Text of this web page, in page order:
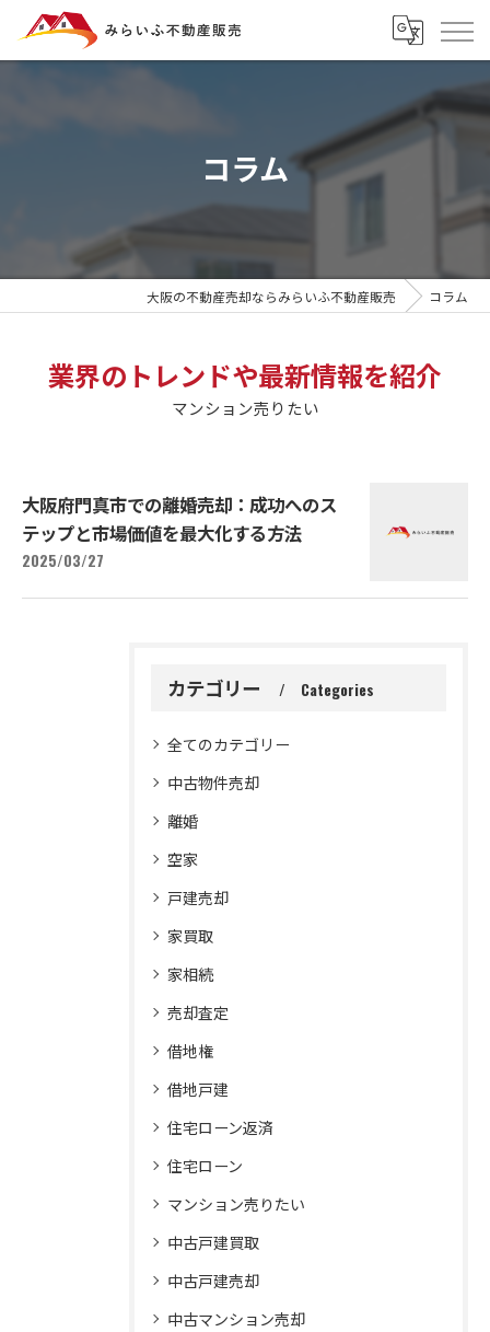
コラム
大阪の不動産売却ならみらいふ不動産販売 コラム
業界のトレンドや最新情報を紹介
マンション売りたい
大阪府門真市での離婚売却：成功へのス
テップと市場価値を最大化する方法
2025/03/27
カテゴリー Categories
全てのカテゴリー
中古物件売却
離婚
空家
戸建売却
家買取
家相続
売却査定
借地権
借地戸建
住宅ローン返済
住宅ローン
マンション売りたい
中古戸建買取
中古戸建売却
中古マンション売却